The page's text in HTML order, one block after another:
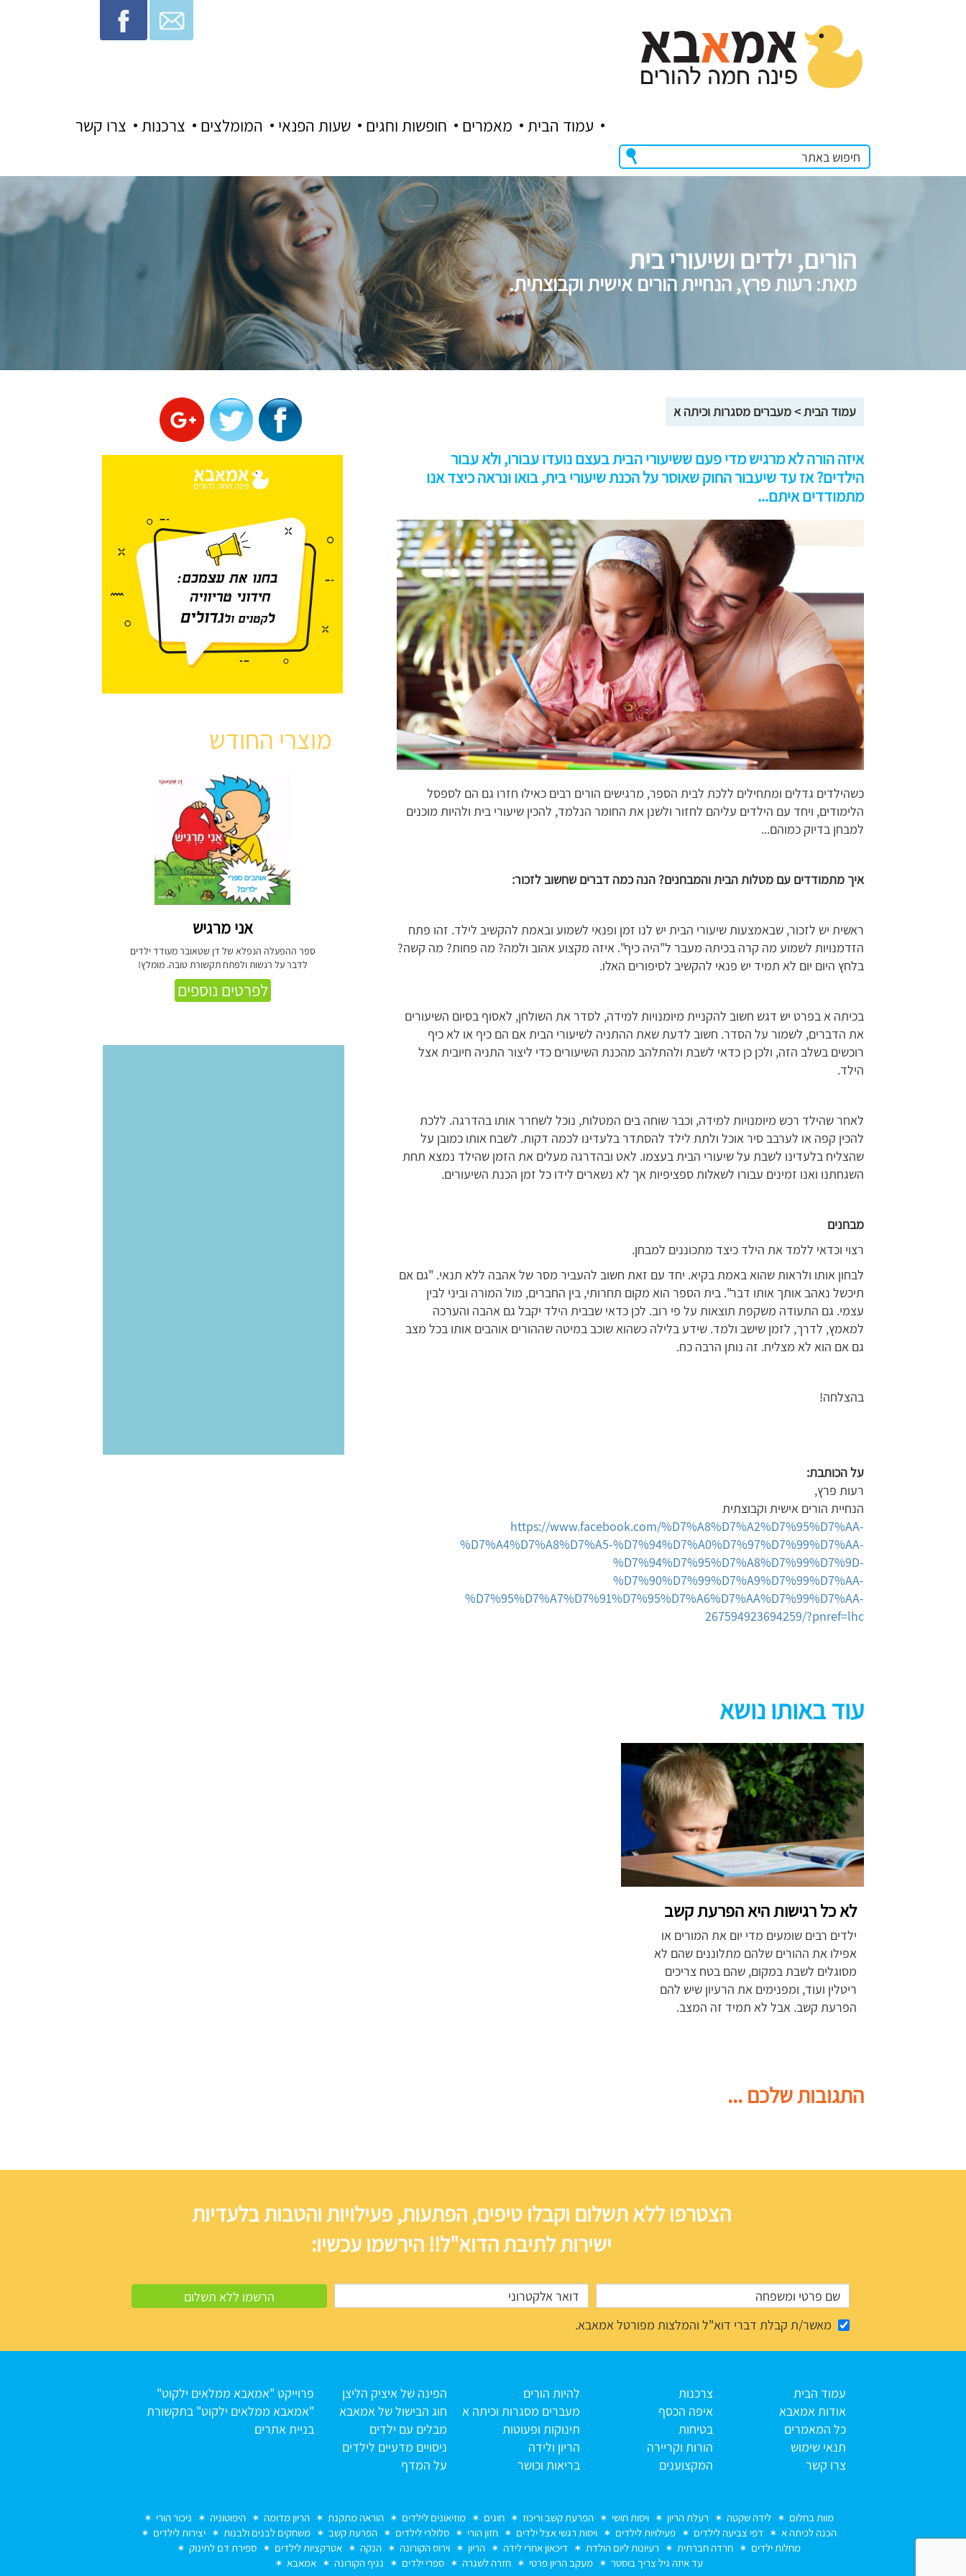
צרו קשר צרכנות המומלצים שעות הפנאי חופשות וחגים מאמרים עמוד הבית
הורים, ילדים ושיעורי בית
מאת: רעות פרץ, הנחיית הורים אישית וקבוצתית.
עמוד הבית>מעברים מסגרות וכיתה א
איזה הורה לא מרגיש מדי פעם ששיעורי הבית בעצם נועדו עבורו, ולא עבור
הילדים? אז עד שיעבור החוק שאוסר על הכנת שיעורי בית, בואו ונראה כיצד אנו
מתמודדים איתם...
כשהילדים גדלים ומתחילים ללכת לבית הספר, מרגישים הורים רבים כאילו חזרו גם הם לספסל
הלימודים, ויחד עם הילדים עליהם לחזור ולשנן את החומר הנלמד, להכין שיעורי בית ולהיות מוכנים
למבחן בדיוק כמוהם...
איך מתמודדים עם מטלות הבית והמבחנים? הנה כמה דברים שחשוב לזכור:
ראשית יש לזכור, שבאמצעות שיעורי הבית יש לנו זמן ופנאי לשמוע ובאמת להקשיב לילד. זהו פתח
הזדמנויות לשמוע מה קרה בכיתה מעבר ל"היה כיף". איזה מקצוע אהוב ולמה? מה פחות? מה קשה?
בלחץ היום יום לא תמיד יש פנאי להקשיב לסיפורים האלו.
בכיתה א בפרט יש דגש חשוב להקניית מיומנויות למידה, לסדר את השולחן, לאסוף בסיום השיעורים
את הדברים, לשמור על הסדר. חשוב לדעת שאת ההתניה לשיעורי הבית אם הם כיף או לא כיף
רוכשים בשלב הזה, ולכן כן כדאי לשבת ולהתלהב מהכנת השיעורים כדי ליצור התניה חיובית אצל
הילד.
לאחר שהילד רכש מיומנויות למידה, וכבר שוחה בים המטלות, נוכל לשחרר אותו בהדרגה. ללכת
להכין קפה או לערבב סיר אוכל ולתת לילד להסתדר בלעדינו לכמה דקות. לשבח אותו כמובן על
שהצליח בלעדינו לשבת על שיעורי הבית בעצמו. לאט ובהדרגה מעלים את הזמן שהילד נמצא תחת
השגחתנו ואנו זמינים עבורו לשאלות ספציפיות אך לא נשארים לידו כל זמן הכנת השיעורים.
מבחנים
רצוי וכדאי ללמד את הילד כיצד מתכוננים למבחן.
לבחון אותו ולראות שהוא באמת בקיא. יחד עם זאת חשוב להעביר מסר של אהבה ללא תנאי. "גם אם
תיכשל נאהב אותך אותו דבר". בית הספר הוא מקום תחרותי, בין החברים, מול המורה וביני לבין
עצמי. גם התעודה משקפת תוצאות על פי רוב. לכן כדאי שבבית הילד יקבל גם אהבה והערכה
למאמץ, לדרך, לזמן שישב ולמד. שידע בלילה כשהוא שוכב במיטה שההורים אוהבים אותו בכל מצב
גם אם הוא לא מצליח. זה נותן הרבה כח.
בהצלחה!
על הכותבת:
רעות פרץ,
הנחיית הורים אישית וקבוצתית
https://www.facebook.com/%D7%A8%D7%A2%D7%95%D7%AA-
%D7%A4%D7%A8%D7%A5-%D7%94%D7%A0%D7%97%D7%99%D7%AA-
%D7%94%D7%95%D7%A8%D7%99%D7%9D-
%D7%90%D7%99%D7%A9%D7%99%D7%AA-
%D7%95%D7%A7%D7%91%D7%95%D7%A6%D7%AA%D7%99%D7%AA-
267594923694259/?pnref=lhc
עוד באותו נושא
לא כל רגישות היא הפרעת קשב
ילדים רבים שומעים מדי יום את המורים או
אפילו את ההורים שלהם מתלוננים שהם לא
מסוגלים לשבת במקום, שהם בטח צריכים
ריטלין ועוד, ומפנימים את הרעיון שיש להם
הפרעת קשב. אבל לא תמיד זה המצב.
התגובות שלכם ...
מוצרי החודש
אני מרגיש
ספר ההפעלה הנפלא של דן שטאובר מעודד ילדים
לדבר על רגשות ולפתח תקשורת טובה. מומלץ!
לפרטים נוספים
הצטרפו ללא תשלום וקבלו טיפים, הפתעות, פעילויות והטבות בלעדיות
ישירות לתיבת הדוא"ל!! הירשמו עכשיו:
מאשר/ת קבלת דברי דוא"ל והמלצות מפורטל אמאבא.
עמוד הבית
אודות אמאבא
כל המאמרים
תנאי שימוש
צרו קשר
צרכנות
איפה הכסף
בטיחות
הורות וקריירה
המקצוענים
להיות הורים
מעברים מסגרות וכיתה א
תינוקות ופעוטות
הריון ולידה
בריאות וכושר
הפינה של איציק הליצן
חוג הבישול של אמאבא
מבלים עם ילדים
ניסויים מדעיים לילדים
על המדף
פרוייקט "אמאבא ממלאים ילקוט"
"אמאבא ממלאים ילקוט" בתקשורת
בניית אתרים
מוות בחלום לידה שקטה רעלת הריון ויסות חושי הפרעת קשב וריכוז חוגים מוזיאונים לילדים הוראה מתקנת הריון מדומה היפוטוניה
ניכור הורי
הכנה לכיתה א
דפי צביעה לילדים פעילויות לילדים ויסות רגשי אצל ילדים חזון הורי סלולרי לילדים הפרעת קשב משחקים לבנים ולבנות
יצירות לילדים
מחלות ילדים
חרדה חברתית רעיונות ליום הולדת דיכאון אחרי לידה הריון וירוס הקורונה הנקה אטרקציות לילדים
ספירת דם לתינוק
עד איזה גיל צריך בוסטר
מעקב הריון פרטי חזרה לשגרה ספרי ילדים נגיף הקורונה אמאבא